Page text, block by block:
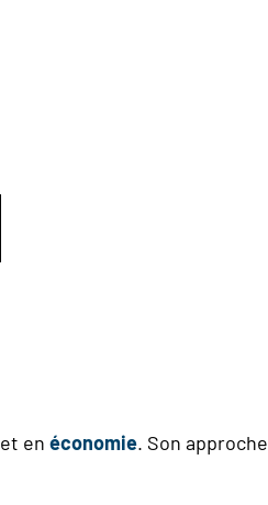
et en économie. Son approche